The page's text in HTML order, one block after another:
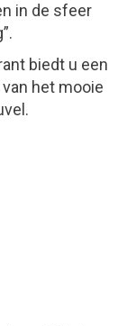
in de sfeer
biedt u een
het mooie